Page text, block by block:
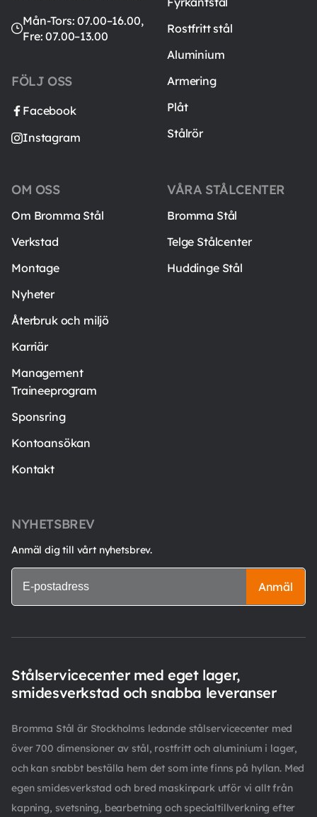
Mån-Tors: 07.00–16.00,
Fre: 07.00–13.00
FÖLJ OSS
Facebook
Instagram
Rostfritt stål
Aluminium
Armering
Plåt
Stålrör
VÅRA STÅLCENTER
Bromma Stål
Telge Stålcenter
Huddinge Stål
OM OSS
Om Bromma Stål
Verkstad
Montage
Nyheter
Återbruk och miljö
Karriär
Management
Traineeprogram
Sponsring
Kontoansökan
Kontakt
NYHETSBREV
Anmäl dig till vårt nyhetsbrev.
Anmäl
Stålservicecenter med eget lager,
smidesverkstad och snabba leveranser
Bromma Stål är Stockholms ledande stålservicecenter med
över 700 dimensioner av stål, rostfritt och aluminium i lager,
och kan snabbt beställa hem det som inte finns på hyllan. Med
egen smidesverkstad och bred maskinpark utför vi allt från
kapning, svetsning, bearbetning och specialtillverkning efter